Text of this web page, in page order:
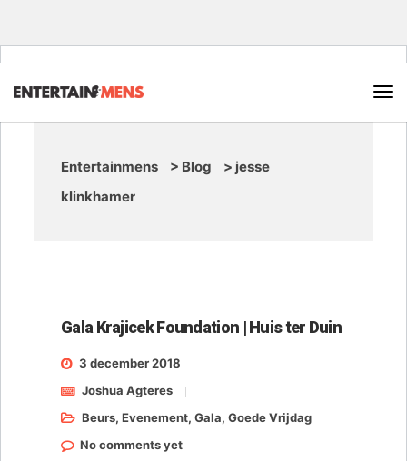
Entertainmens > Blog > jesse
klinkhamer
Gala Krajicek Foundation | Huis ter Duin
3 december 2018
Joshua Agteres
Beurs, Evenement, Gala, Goede Vrijdag
No comments yet